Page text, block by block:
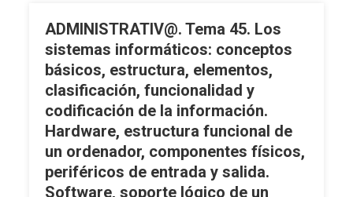
ADMINISTRATIV@. Tema 45. Los
sistemas informáticos: conceptos
básicos, estructura, elementos,
clasificación, funcionalidad y
codificación de la información.
Hardware, estructura funcional de
un ordenador, componentes físicos,
periféricos de entrada y salida.
Software, soporte lógico de un